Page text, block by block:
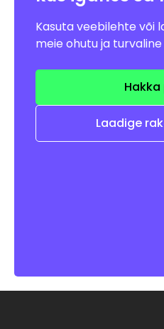
Kasuta veebilehte või
meie ohutu ja
Laadige